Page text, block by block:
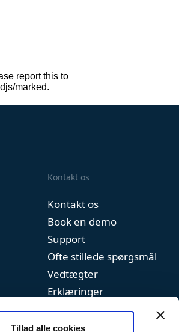
Tillad alle cookies
Kontakt os
Kontakt os
Book en demo
Support
Ofte stillede spørgsmål
Vedtægter
Erklæringer
Handelsbetingelser